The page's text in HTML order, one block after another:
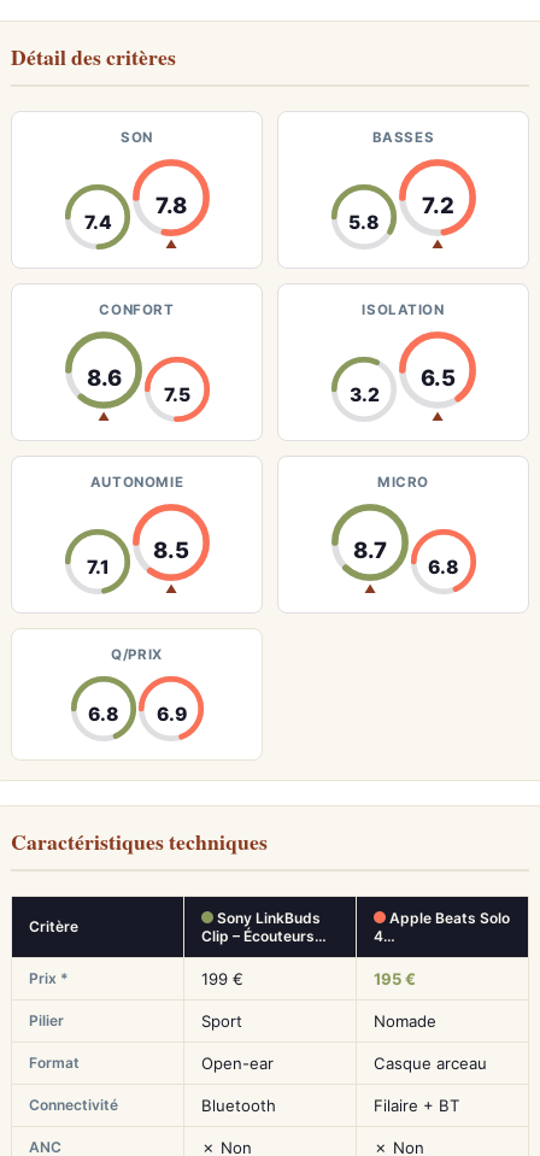
Détail des critères
SON
7.4
7.8
▲
BASSES
5.8
7.2
▲
CONFORT
8.6
▲
7.5
ISOLATION
3.2
6.5
▲
AUTONOMIE
7.1
8.5
▲
MICRO
8.7
▲
6.8
Q/PRIX
6.8 6.9
Caractéristiques techniques
Critère
Sony LinkBuds
Clip – Écouteurs…
Apple Beats Solo
4…
Prix * 199 € 195 €
Pilier Sport Nomade
Format Open-ear Casque arceau
Connectivité Bluetooth Filaire + BT
ANC ✗ Non ✗ Non